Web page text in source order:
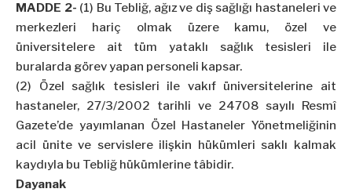
MADDE 2- (1) Bu Tebliğ, ağız ve diş sağlığı hastaneleri ve
merkezleri hariç olmak üzere kamu, özel ve
üniversitelere ait tüm yataklı sağlık tesisleri ile
buralarda görev yapan personeli kapsar.
(2) Özel sağlık tesisleri ile vakıf üniversitelerine ait
hastaneler, 27/3/2002 tarihli ve 24708 sayılı Resmî
Gazete’de yayımlanan Özel Hastaneler Yönetmeliğinin
acil ünite ve servislere ilişkin hükümleri saklı kalmak
kaydıyla bu Tebliğ hükümlerine tâbidir.
Dayanak